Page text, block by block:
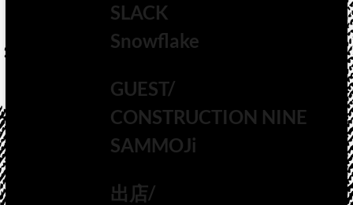
SLACK
Snowflake
GUEST/
CONSTRUCTION NINE
SAMMOJi
出店/